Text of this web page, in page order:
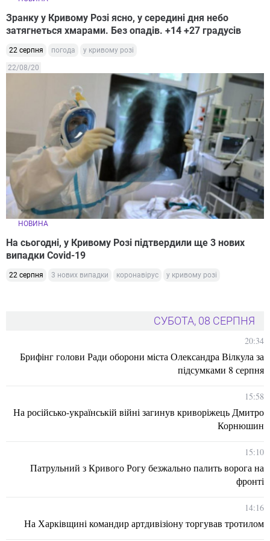
Зранку у Кривому Розі ясно, у середині дня небо
затягнеться хмарами. Без опадів. +14 +27 градусів
22 серпня погода у кривому розі
22/08/20
НОВИНА
На сьогодні, у Кривому Розі підтвердили ще 3 нових
випадки Covid-19
22 серпня 3 нових випадки коронавірус у кривому розі
СУБОТА, 08 СЕРПНЯ
20:34
Брифінг голови Ради оборони міста Олександра Вілкула за
підсумками 8 серпня
15:58
На російсько-українській війні загинув криворіжець Дмитро
Корнюшин
15:10
Патрульний з Кривого Рогу безжально палить ворога на
фронті
14:16
На Харківщині командир артдивізіону торгував тротилом